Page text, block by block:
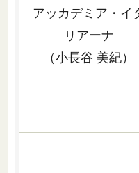
アッカデミア・イ
リアーナ
（小長谷 美紀）